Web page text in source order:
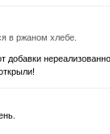
в ржаном хлебе.
добавки